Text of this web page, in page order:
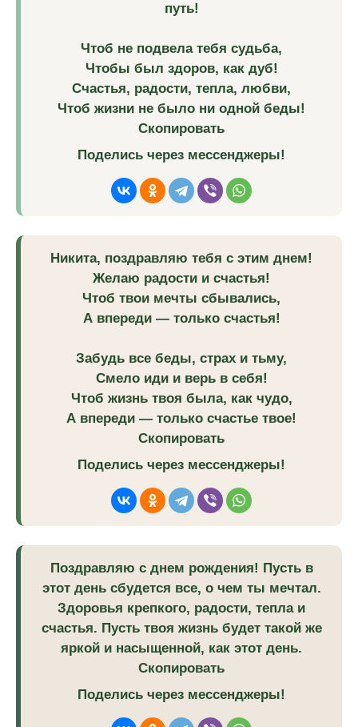
путь!
Чтоб не подвела тебя судьба,
Чтобы был здоров, как дуб!
Счастья, радости, тепла, любви,
Чтоб жизни не было ни одной беды!
Скопировать
Поделись через мессенджеры!
Никита, поздравляю тебя с этим днем!
Желаю радости и счастья!
Чтоб твои мечты сбывались,
А впереди — только счастья!
Забудь все беды, страх и тьму,
Смело иди и верь в себя!
Чтоб жизнь твоя была, как чудо,
А впереди — только счастье твое!
Скопировать
Поделись через мессенджеры!
Поздравляю с днем рождения! Пусть в
этот день сбудется все, о чем ты мечтал.
Здоровья крепкого, радости, тепла и
счастья. Пусть твоя жизнь будет такой же
яркой и насыщенной, как этот день.
Скопировать
Поделись через мессенджеры!